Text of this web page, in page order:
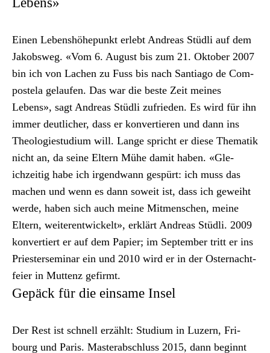
Einen Leben­shöhep­unkt erlebt Andreas Stüdli auf dem
Jakob­sweg. «Vom 6. August bis zum 21. Okto­ber 2007
bin ich von Lachen zu Fuss bis nach San­ti­a­go de Com­
postela gelaufen. Das war die beste Zeit meines
Lebens», sagt Andreas Stüdli zufrieden. Es wird für ihn
immer deut­lich­er, dass er kon­vertieren und dann ins
The­olo­gi­es­tudi­um will. Lange spricht er diese The­matik
nicht an, da seine Eltern Mühe damit haben. «Gle­
ichzeit­ig habe ich irgend­wann gespürt: ich muss das
machen und wenn es dann soweit ist, dass ich gewei­ht
werde, haben sich auch meine Mit­men­schen, meine
Eltern, weit­er­en­twick­elt», erk­lärt Andreas Stüdli. 2009
kon­vertiert er auf dem Papi­er; im Sep­tem­ber tritt er ins
Priestersem­i­nar ein und 2010 wird er in der Oster­nacht­
feier in Mut­tenz gefirmt.
Gepäck für die einsame Insel
Der Rest ist schnell erzählt: Studi­um in Luzern, Fri­
bourg und Paris. Mas­ter­ab­schluss 2015, dann begin­nt